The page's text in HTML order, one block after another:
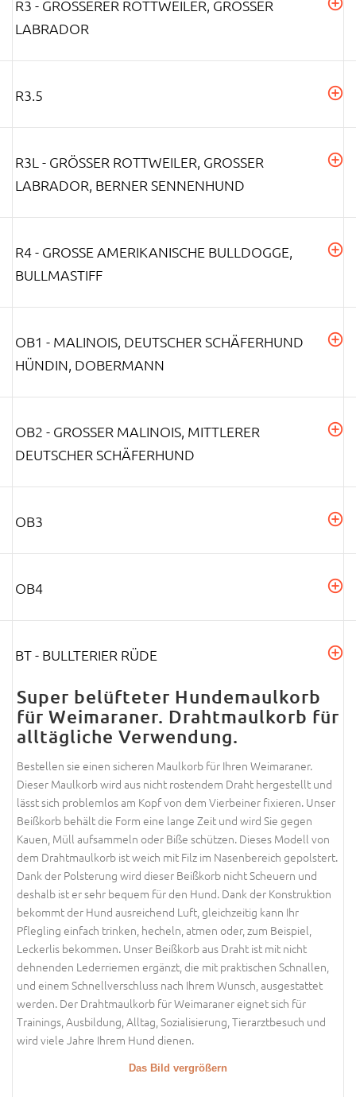
R3 - GRÖSSERER ROTTWEILER, GROSSER LA
BRADOR
R3.5
R3L - GRÖSSER ROTTWEILER, GROSSER LA
BRADOR, BERNER SENNENHUND
R4 - GROSSE AMERIKANISCHE BULLDOGGE, B
ULLMASTIFF
OB1 - MALINOIS, DEUTSCHER SCHÄFERHUND
HÜNDIN, DOBERMANN
OB2 - GROSSER MALINOIS, MITTLERER D
EUTSCHER SCHÄFERHUND
OB3
OB4
BT - BULLTERIER RÜDE
Super belüfteter Hundemaulkorb
für Weimaraner. Drahtmaulkorb für
alltägliche Verwendung.
Bestellen sie einen sicheren Maulkorb für Ihren Weimaraner.
Dieser Maulkorb wird aus nicht rostendem Draht hergestellt und
lässt sich problemlos am Kopf von dem Vierbeiner fixieren. Unser
Beißkorb behält die Form eine lange Zeit und wird Sie gegen
Kauen, Müll aufsammeln oder Biße schützen. Dieses Modell von
dem Drahtmaulkorb ist weich mit Filz im Nasenbereich gepolstert.
Dank der Polsterung wird dieser Beißkorb nicht Scheuern und
deshalb ist er sehr bequem für den Hund. Dank der Konstruktion
bekommt der Hund ausreichend Luft, gleichzeitig kann Ihr
Pflegling einfach trinken, hecheln, atmen oder, zum Beispiel,
Leckerlis bekommen. Unser Beißkorb aus Draht ist mit nicht
dehnenden Lederriemen ergänzt, die mit praktischen Schnallen,
und einem Schnellverschluss nach Ihrem Wunsch, ausgestattet
werden. Der Drahtmaulkorb für Weimaraner eignet sich für
Trainings, Ausbildung, Alltag, Sozialisierung, Tierarztbesuch und
wird viele Jahre Ihrem Hund dienen.
Das Bild vergrößern